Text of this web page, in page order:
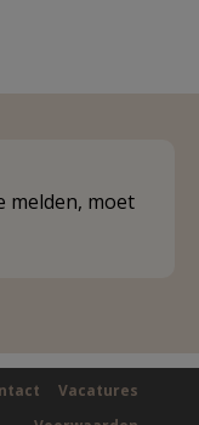
melden, moet
Vacatures